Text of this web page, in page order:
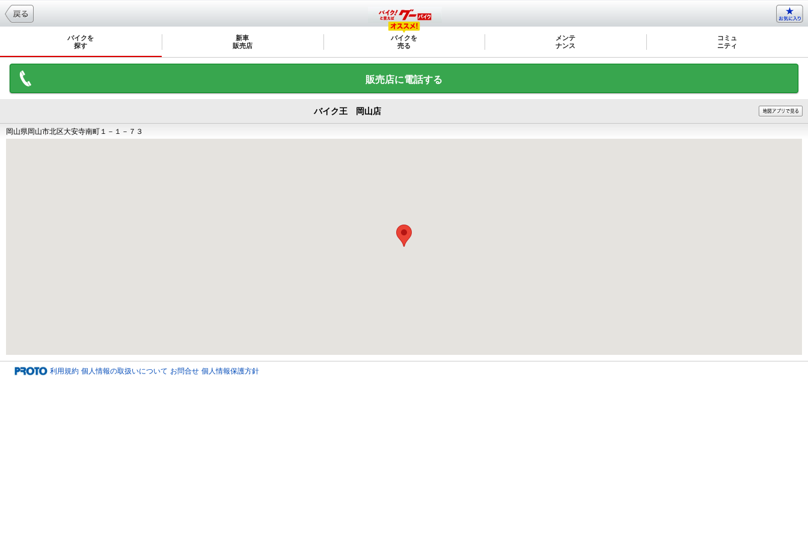
バイクを
探す
新車
販売店
バイクを
売る
メンテ
ナンス
コミュ
ニティ
販売店に電話する
バイク王 岡山店
岡山県岡山市北区大安寺南町１－１－７３
利用規約 個人情報の取扱いについて お問合せ 個人情報保護方針